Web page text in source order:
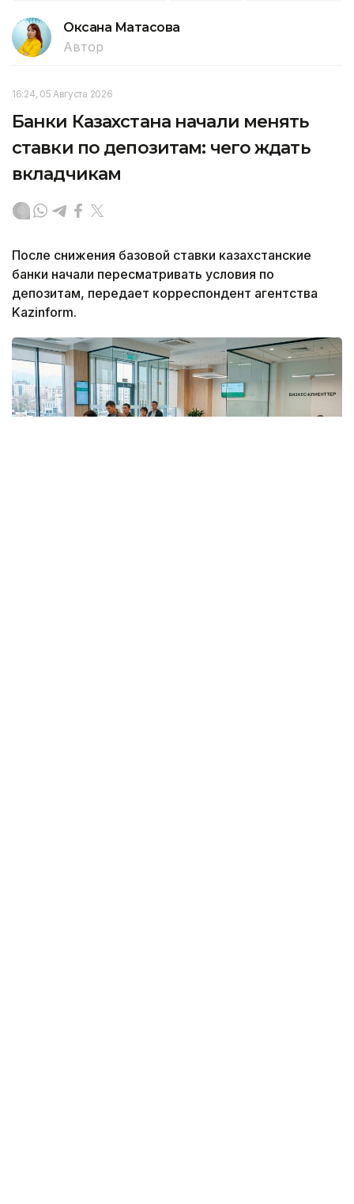
Оксана Матасова
Автор
16:24, 05 Августа 2026
Банки Казахстана начали менять
ставки по депозитам: чего ждать
вкладчикам
После снижения базовой ставки казахстанские
банки начали пересматривать условия по
депозитам, передает корреспондент агентства
Kazinform.